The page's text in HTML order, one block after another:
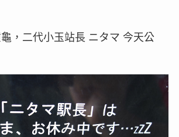
，二代小玉站長 ニタマ 今天公